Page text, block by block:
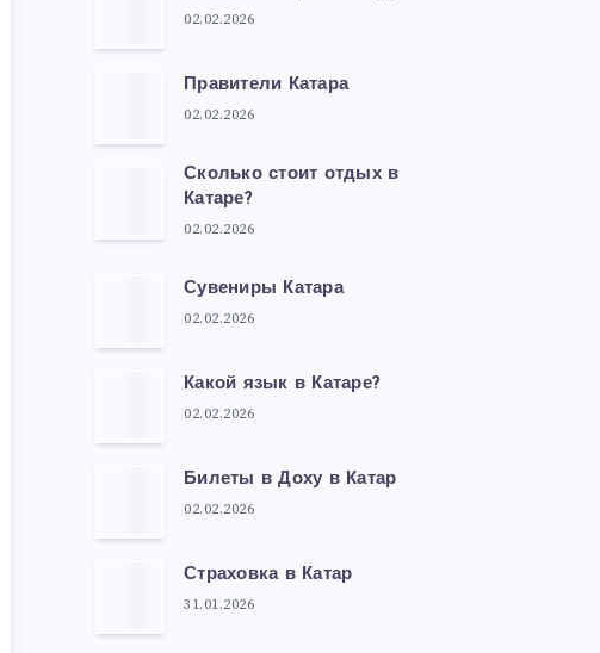
02.02.2026
Правители Катара
02.02.2026
Сколько стоит отдых в
Катаре?
02.02.2026
Сувениры Катара
02.02.2026
Какой язык в Катаре?
02.02.2026
Билеты в Доху в Катар
02.02.2026
Страховка в Катар
31.01.2026